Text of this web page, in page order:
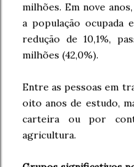
milhões. Em nove
a população ocupada
redução de 10,1%,
milhões (42,0%).
Entre as pessoas em
oito anos de estudo,
carteira ou por
agricultura.